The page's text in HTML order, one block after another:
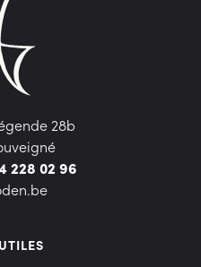
28b
228 02 96